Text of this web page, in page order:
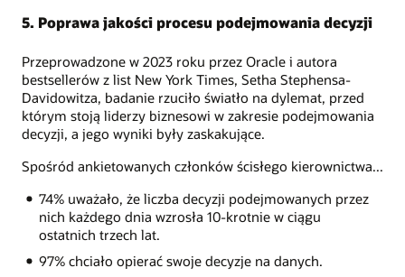
5. Poprawa jakości procesu podejmowania decyzji
Przeprowadzone w 2023 roku przez Oracle i autora
bestsellerów z list New York Times, Setha Stephensa-
Davidowitza, badanie rzuciło światło na dylemat, przed
którym stoją liderzy biznesowi w zakresie podejmowania
decyzji, a jego wyniki były zaskakujące.
Spośród ankietowanych członków ścisłego kierownictwa...
74% uważało, że liczba decyzji podejmowanych przez
nich każdego dnia wzrosła 10-krotnie w ciągu
ostatnich trzech lat.
97% chciało opierać swoje decyzje na danych.